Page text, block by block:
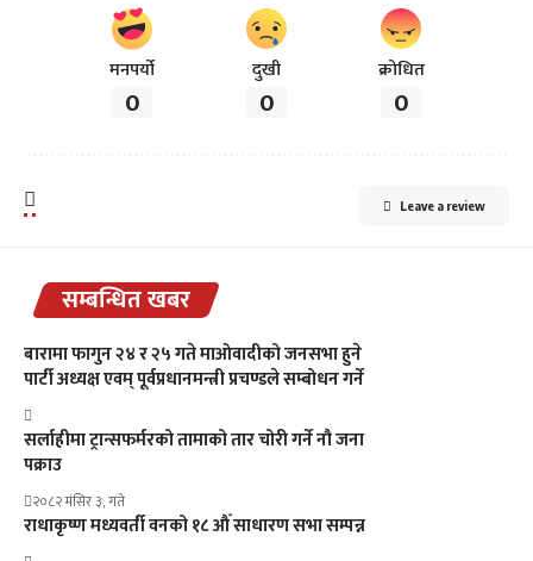
मनपर्यो
0
दुखी
0
क्रोधित
0
Leave a review
सम्बन्धित खबर
बारामा फागुन २४ र २५ गते माओवादीको जनसभा हुने
पार्टी अध्यक्ष एवम् पूर्वप्रधानमन्त्री प्रचण्डले सम्बोधन गर्ने
सर्लाहीमा ट्रान्सफर्मरको तामाको तार चोरी गर्ने नौ जना
पक्राउ
२०८२ मंसिर ३, गते
राधाकृष्ण मध्यवर्ती वनको १८ औँ साधारण सभा सम्पन्न